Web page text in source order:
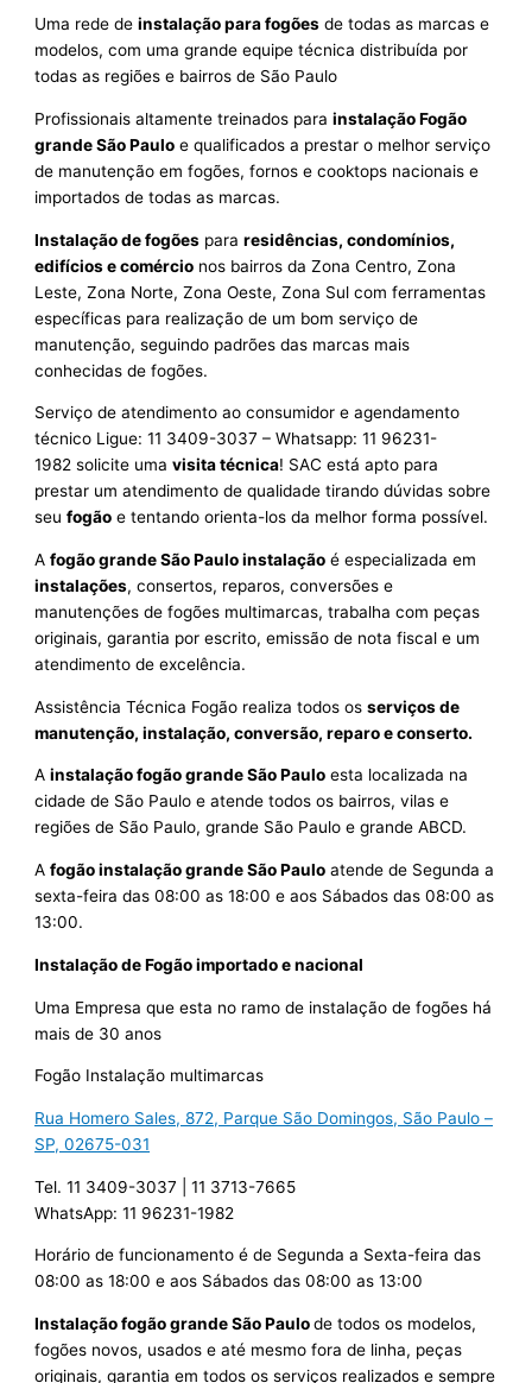
Uma rede deinstalação para fogões de todas as marcas e
modelos, com uma grande equipe técnica distribuída por
todas as regiões e bairros de São Paulo
Profissionais altamente treinados parainstalação Fogão
grande São Paulo e qualificados a prestar o melhor serviço
de manutenção em fogões, fornos e cooktops nacionais e
importados de todas as marcas.
Instalação de fogões pararesidências, condomínios,
edifícios e comércio nos bairros da Zona Centro, Zona
Leste, Zona Norte, Zona Oeste, Zona Sul com ferramentas
específicas para realização de um bom serviço de
manutenção, seguindo padrões das marcas mais
conhecidas de fogões.
Serviço de atendimento ao consumidor e agendamento
técnico Ligue: 11 3409-3037 – Whatsapp: 11 96231-
1982 solicite umavisita técnica! SAC está apto para
prestar um atendimento de qualidade tirando dúvidas sobre
seufogão e tentando orienta-los da melhor forma possível.
Afogão grande São Paulo instalação é especializada em
instalações, consertos, reparos, conversões e
manutenções de fogões multimarcas, trabalha com peças
originais, garantia por escrito, emissão de nota fiscal e um
atendimento de excelência.
Assistência Técnica Fogão realiza todos osserviços de
manutenção, instalação, conversão, reparo e conserto.
Ainstalação fogão grande São Paulo esta localizada na
cidade de São Paulo e atende todos os bairros, vilas e
regiões de São Paulo, grande São Paulo e grande ABCD.
Afogão instalação grande São Paulo atende de Segunda a
sexta-feira das 08:00 as 18:00 e aos Sábados das 08:00 as
13:00.
Instalação de Fogão importado e nacional
Uma Empresa que esta no ramo de instalação de fogões há
mais de 30 anos
Fogão Instalação multimarcas
Rua Homero Sales, 872, Parque São Domingos, São Paulo –
SP, 02675-031
Tel. 11 3409-3037 | 11 3713-7665
WhatsApp: 11 96231-1982
Horário de funcionamento é de Segunda a Sexta-feira das
08:00 as 18:00 e aos Sábados das 08:00 as 13:00
Instalação fogão grande São Paulode todos os modelos,
fogões novos, usados e até mesmo fora de linha, peças
originais, garantia em todos os serviços realizados e sempre